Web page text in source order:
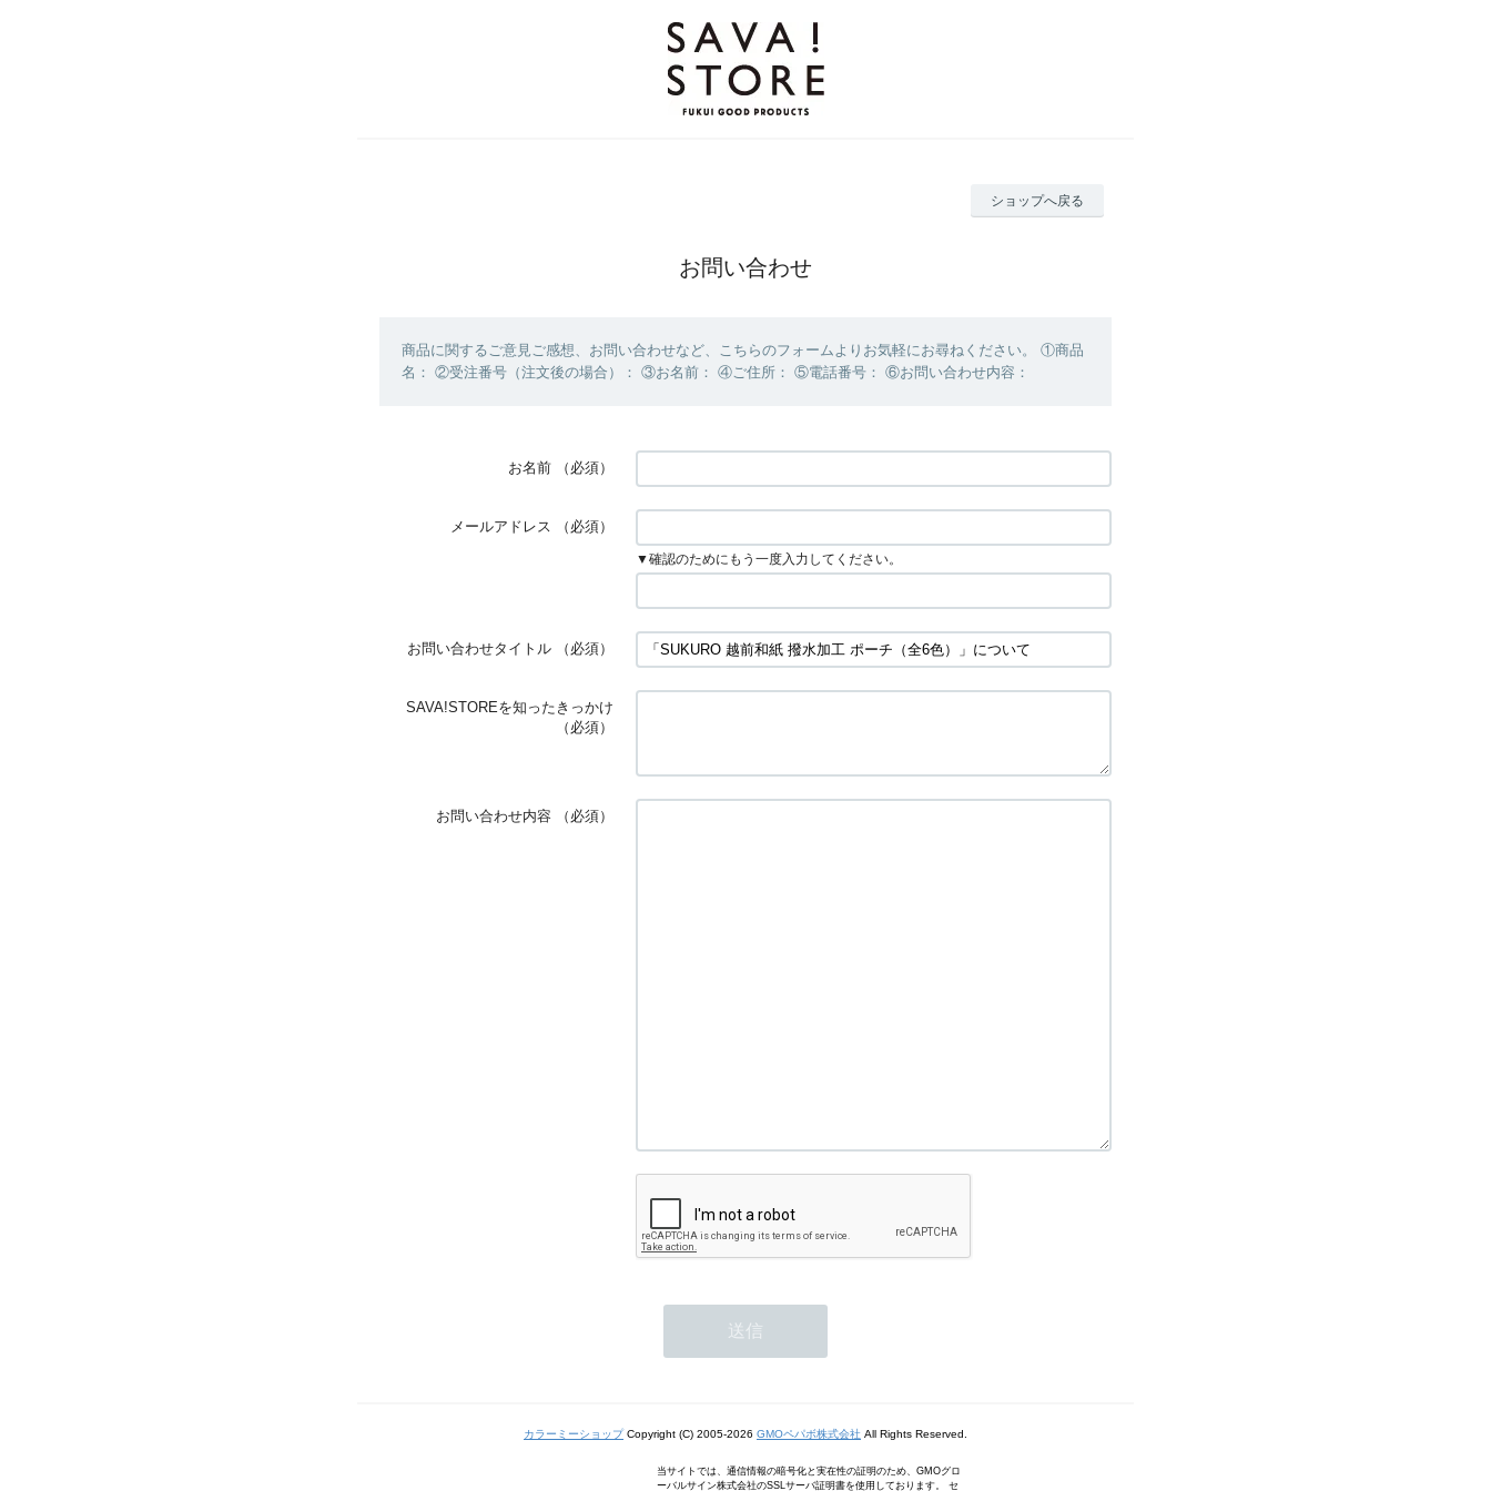
ショップへ戻る
お問い合わせ
商品に関するご意見ご感想、お問い合わせなど、こちらのフォームよりお気軽にお尋ねください。 ①商品
名： ②受注番号（注文後の場合）： ③お名前： ④ご住所： ⑤電話番号： ⑥お問い合わせ内容：
お名前 （必須）
メールアドレス （必須）
▼確認のためにもう一度入力してください。
お問い合わせタイトル （必須）
SAVA!STOREを知ったきっかけ
（必須）
お問い合わせ内容 （必須）
カラーミーショップCopyright (C) 2005-2026 GMOペパボ株式会社 All Rights Reserved.
当サイトでは、通信情報の暗号化と実在性の証明のため、GMOグロ
ーバルサイン株式会社のSSLサーバ証明書を使用しております。 セ